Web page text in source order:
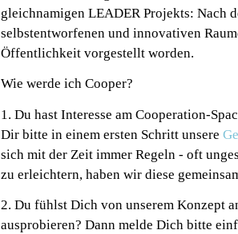
gleichnamigen LEADER Projekts: Nach
selbstentworfenen und innovativen
Öffentlichkeit vorgestellt worden.
Wie werde ich Cooper?
1. Du hast Interesse am Cooperation-
Dir bitte in einem ersten Schritt unsere
sich mit der Zeit immer Regeln - oft
zu erleichtern, haben wir diese
2. Du fühlst Dich von unserem Konzept
ausprobieren? Dann melde Dich bitte